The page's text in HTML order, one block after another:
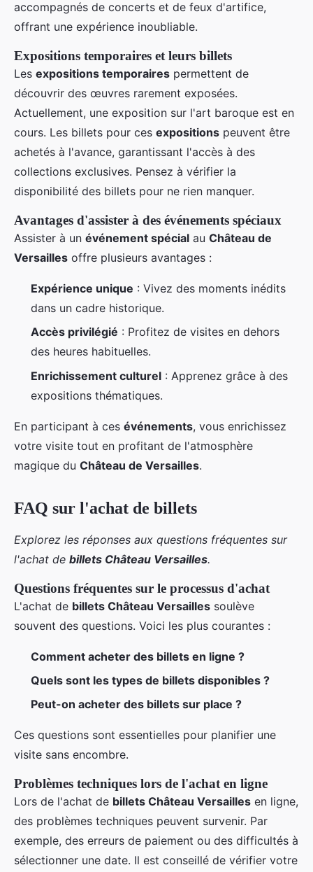
accompagnés de concerts et de feux d'artifice,
offrant une expérience inoubliable.
Expositions temporaires et leurs billets
Les expositions temporaires permettent de
découvrir des œuvres rarement exposées.
Actuellement, une exposition sur l'art baroque est en
cours. Les billets pour ces expositions peuvent être
achetés à l'avance, garantissant l'accès à des
collections exclusives. Pensez à vérifier la
disponibilité des billets pour ne rien manquer.
Avantages d'assister à des événements spéciaux
Assister à un événement spécial au Château de
Versailles offre plusieurs avantages :
Expérience unique : Vivez des moments inédits
dans un cadre historique.
Accès privilégié : Profitez de visites en dehors
des heures habituelles.
Enrichissement culturel : Apprenez grâce à des
expositions thématiques.
En participant à ces événements, vous enrichissez
votre visite tout en profitant de l'atmosphère
magique du Château de Versailles.
FAQ sur l'achat de billets
Explorez les réponses aux questions fréquentes sur
l'achat de billets Château Versailles.
Questions fréquentes sur le processus d'achat
L'achat de billets Château Versailles soulève
souvent des questions. Voici les plus courantes :
Comment acheter des billets en ligne ?
Quels sont les types de billets disponibles ?
Peut-on acheter des billets sur place ?
Ces questions sont essentielles pour planifier une
visite sans encombre.
Problèmes techniques lors de l'achat en ligne
Lors de l'achat de billets Château Versailles en ligne,
des problèmes techniques peuvent survenir. Par
exemple, des erreurs de paiement ou des difficultés à
sélectionner une date. Il est conseillé de vérifier votre